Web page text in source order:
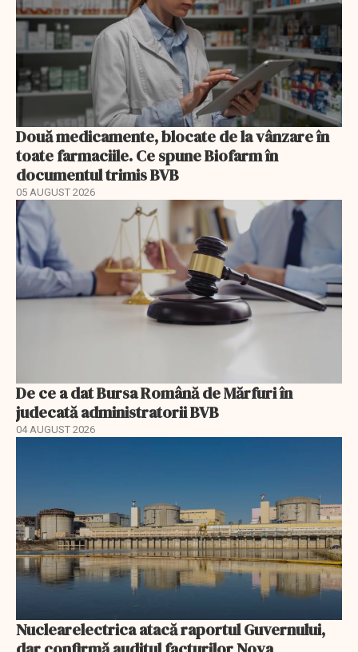
Două medicamente, blocate de la vânzare în
toate farmaciile. Ce spune Biofarm în
documentul trimis BVB
05 AUGUST 2026
De ce a dat Bursa Română de Mărfuri în
judecată administratorii BVB
04 AUGUST 2026
Nuclearelectrica atacă raportul Guvernului,